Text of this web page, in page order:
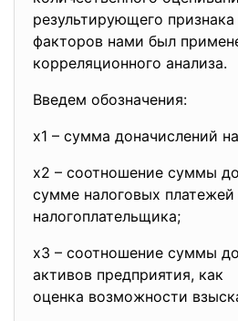
результирующего
факторов нами был
корреляционного анализа.
Введем обозначения:
х1 – сумма доначислений
х2 – соотношение суммы
сумме налоговых
налогоплательщика;
х3 – соотношение суммы
активов предприятия, как
оценка возможности